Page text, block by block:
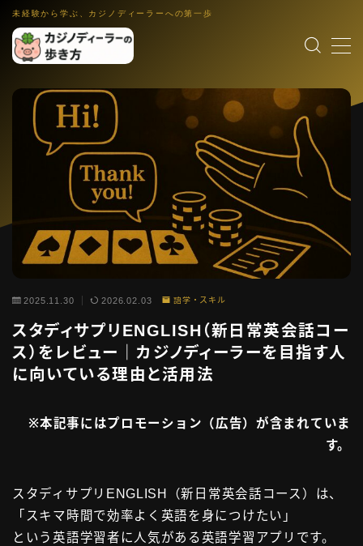
未経験から学ぶ、カジノディーラーへの第一歩
MENU
カジノディーラー入門 職業理解・集客入口
ゲーム解説 各ゲーム・控除率・ルール入門
働き方・キャリア IR・法律・海外就業・スクール
業界コラム インタビュー裏話・文化小話・更新演出
語学・スキル 英語教材・接客英語・メンタル・ホスピタリティ
運営者情報
2025.11.30 2026.02.03 語学・スキル
スタディサプリENGLISH（新日常英会話コー
ス）をレビュー｜カジノディーラーを目指す人
に向いている理由と活用法
※本記事にはプロモーション（広告）が含まれていま
す。
スタディサプリENGLISH（新日常英会話コース）は、
「スキマ時間で効率よく英語を身につけたい」
という英語学習者に人気がある英語学習アプリです。